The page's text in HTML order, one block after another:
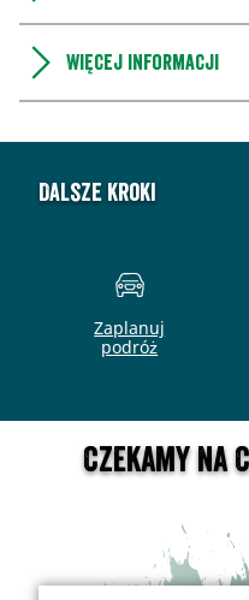
Więcej informacji
Dalsze kroki
Zaplanuj
podróż
Czekamy na